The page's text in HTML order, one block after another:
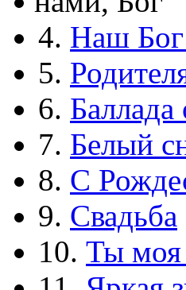
4. Наш
5.
6.
7. Белый
8. С
9. Свадьба
10. Ты